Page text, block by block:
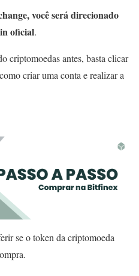
você será direcionado
oficial.
criptomoedas antes, basta clicar
criar uma conta e realizar a
se o token da criptomoeda